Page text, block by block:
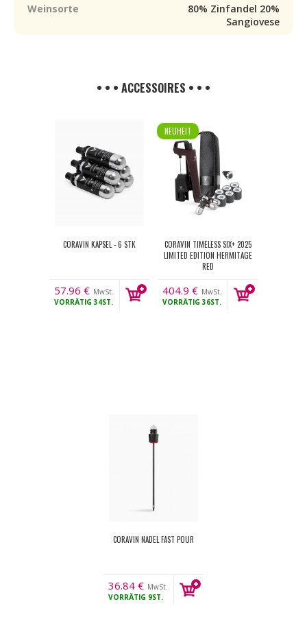
Weinsorte
80% Zinfandel 20%
Sangiovese
• • • ACCESSOIRES • • •
CORAVIN KAPSEL - 6 STK
57.96 € MwSt.
VORRÄTIG 34ST.
NEUHEIT
CORAVIN TIMELESS SIX+ 2025
LIMITED EDITION HERMITAGE
RED
404.9 € MwSt.
VORRÄTIG 36ST.
CORAVIN NADEL FAST POUR
36.84 € MwSt.
VORRÄTIG 9ST.